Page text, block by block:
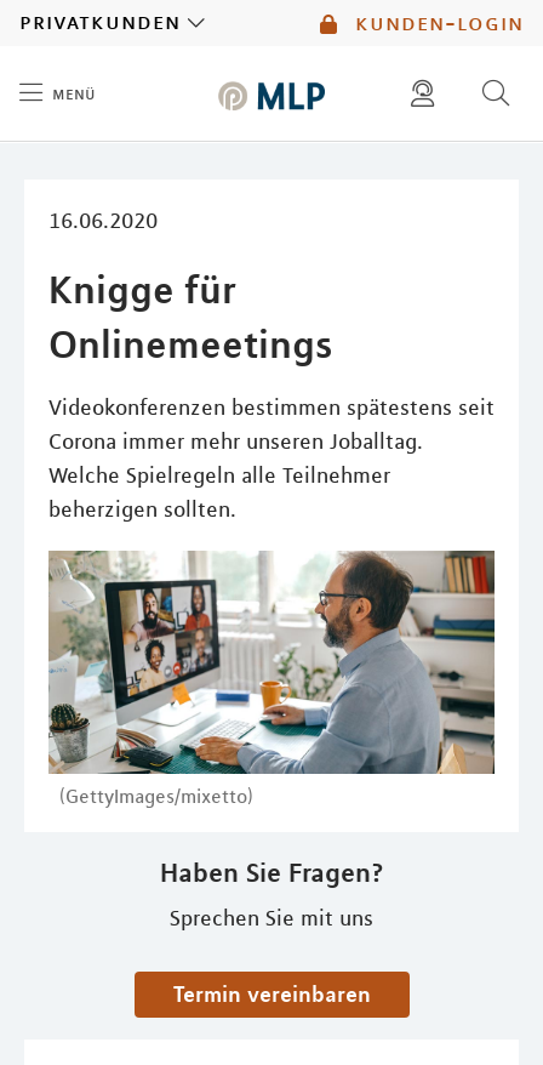
kunden-login
privatkunden
menü
16.06.2020
Knigge für
Onlinemeetings
Videokonferenzen bestimmen spätestens seit
Corona immer mehr unseren Joballtag.
Welche Spielregeln alle Teilnehmer
beherzigen sollten.
(GettyImages/mixetto)
Haben Sie Fragen?
Sprechen Sie mit uns
Termin vereinbaren